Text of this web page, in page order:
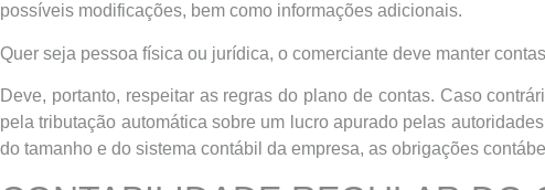
possíveis modificações, bem como informações adicionais.
Quer seja pessoa física ou jurídica, o comerciante deve manter
Deve, portanto, respeitar as regras do plano de contas. Caso
pela tributação automática sobre um lucro apurado pelas
do tamanho e do sistema contábil da empresa, as obrigações